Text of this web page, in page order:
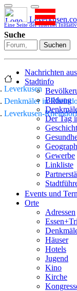
Eine Seite der Internet
Suche
Suchen
Nachrichten
Stadtinfo
Bildung
Der Tag
Gewerbe
Linkliste
Stadtplan
Sport
Who is
Wohnen
Events und
Orte
Adressen
Häuser
Hotels
Jugend
Kino
Kirche
Leverkusen
Denkmäler in
Leverkusen-